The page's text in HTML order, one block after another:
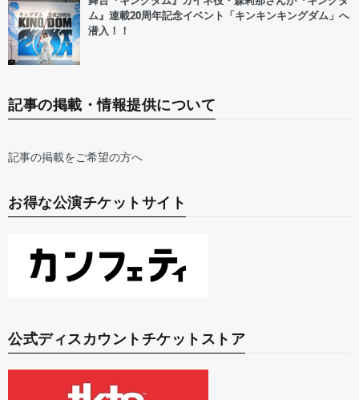
ム』連載20周年記念イベント「キンキンキングダム」へ
潜入！！
記事の掲載・情報提供について
記事の掲載をご希望の方へ
お得な公演チケットサイト
公式ディスカウントチケットストア